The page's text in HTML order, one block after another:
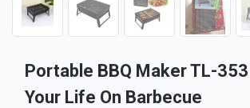
Portable BBQ Maker TL-
Your Life On Barbecue